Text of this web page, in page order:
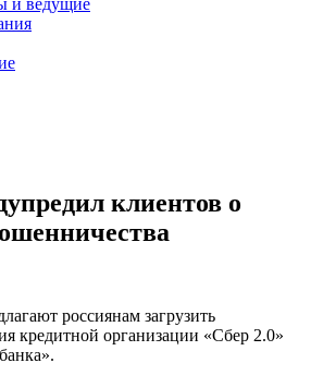
и ведущие
клиентов о
россиянам загрузить
кредитной организации «Сбер 2.0»